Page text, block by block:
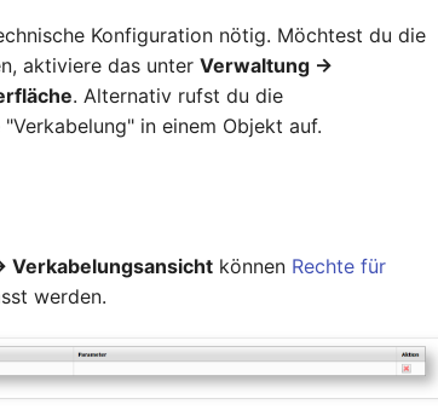
Konfiguration nötig. Möchtest du die
aktiviere das unterVerwaltung →
. Alternativ rufst du die
in einem Objekt auf.
können Rechte für
werden.